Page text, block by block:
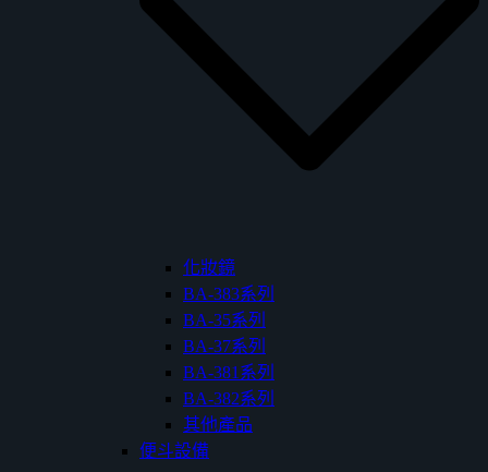
化妝鏡
BA-383系列
BA-35系列
BA-37系列
BA-381系列
BA-382系列
其他產品
便斗設備